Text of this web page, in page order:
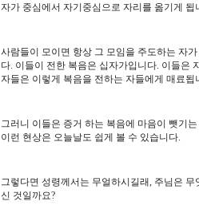
자가 중심에서 자기중심으로 자리를 옮기게 됩
사람들이 모이면 항상 그 모임을 주도하는 자
다. 이들이 전한 복음은 십자가입니다. 이들은
자들은 이렇게 복음을 전하는 자들에게 매료됩
그러니 이들은 증거 하는 복음에 마음이 뺏기
이런 현상은 오늘날도 쉽게 볼 수 있습니다.
그렇다면 성령께서는 무얼하시길래, 주님은 무
신 것일까요?